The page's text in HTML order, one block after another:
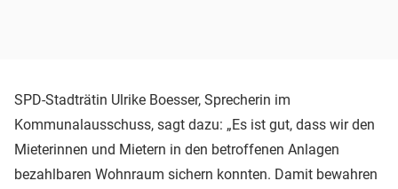
SPD-Stadträtin Ulrike Boesser, Sprecherin im
Kommunalausschuss, sagt dazu: „Es ist gut, dass wir den
Mieterinnen und Mietern in den betroffenen Anlagen
bezahlbaren Wohnraum sichern konnten. Damit bewahren